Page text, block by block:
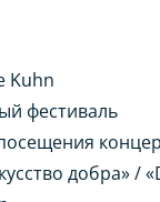
Kuhn
фестиваль
добра» /